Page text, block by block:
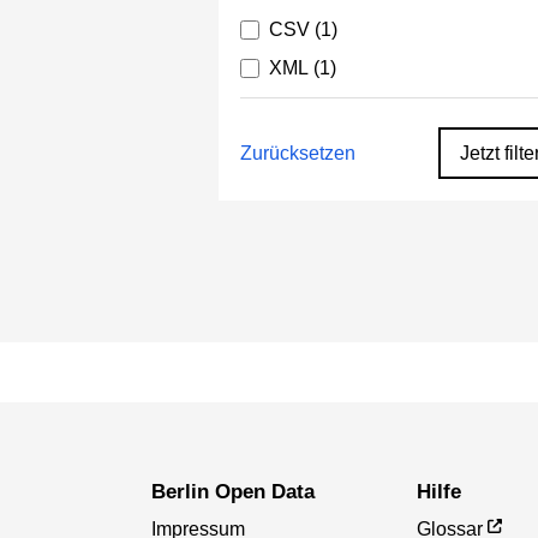
CSV (1)
XML (1)
Zurücksetzen Jetzt
Berlin Open Data
Impressum
Hilfe
Glossar